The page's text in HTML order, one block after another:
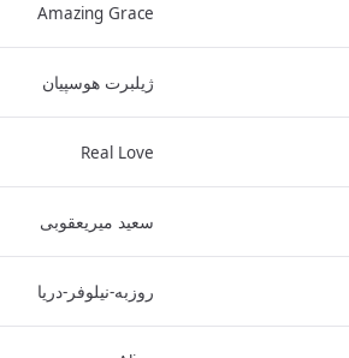
Amazing Grace
ژیلبرت هوسپیان
Real Love
سعید میریعقوبی
روزبه-نیلوفر-دریا